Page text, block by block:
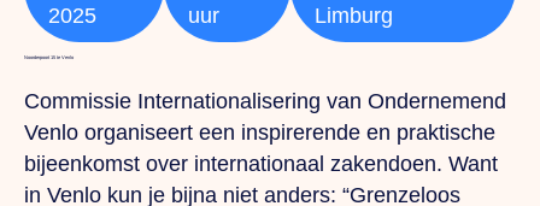
2025
uur
Limburg
Noorderpoort 15 te Venlo
Commissie Internationalisering van Ondernemend
Venlo organiseert een inspirerende en praktische
bijeenkomst over internationaal zakendoen. Want
in Venlo kun je bijna niet anders: “Grenzeloos